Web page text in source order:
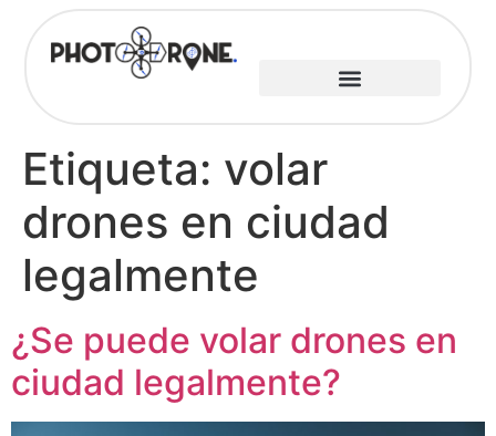
Etiqueta: volar
drones en ciudad
legalmente
¿Se puede volar drones en
ciudad legalmente?